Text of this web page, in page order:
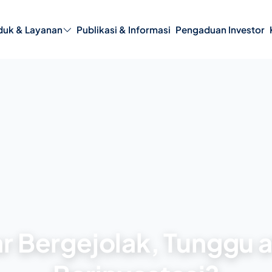
& Layanan Publikasi & Informasi Pengaduan Investor
Bergejolak, Tunggu